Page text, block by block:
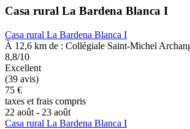
Casa rural La Bardena Blanca I
Casa rural La Bardena Blanca I
À 12,6 km de : Collégiale Saint-Michel
8,8/10
Excellent
(39 avis)
75 €
taxes et frais compris
22 août - 23 août
Casa rural La Bardena Blanca I